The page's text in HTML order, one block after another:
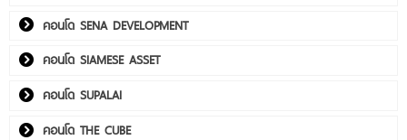
คอนโด SENA DEVELOPMENT
คอนโด SIAMESE ASSET
คอนโด SUPALAI
คอนโด THE CUBE